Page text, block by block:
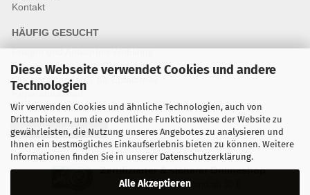
Diese Webseite verwendet Cookies und andere
Technologien
Wir verwenden Cookies und ähnliche Technologien, auch von
Drittanbietern, um die ordentliche Funktionsweise der Website zu
gewährleisten, die Nutzung unseres Angebotes zu analysieren und
Ihnen ein bestmögliches Einkaufserlebnis bieten zu können. Weitere
Informationen finden Sie in unserer Datenschutzerklärung.
Alle Akzeptieren
Kontakt
HÄUFIG GESUCHT
Fragen und Antworten Webshop
Fragen & Antworten Reparatur
Qualitätsstandards für Ersatzteile
Reparaturablauf
Vertrag widerrufen
Zertifizierter & sicherer Onlineshop
Kostenloser Versand ab 30 €